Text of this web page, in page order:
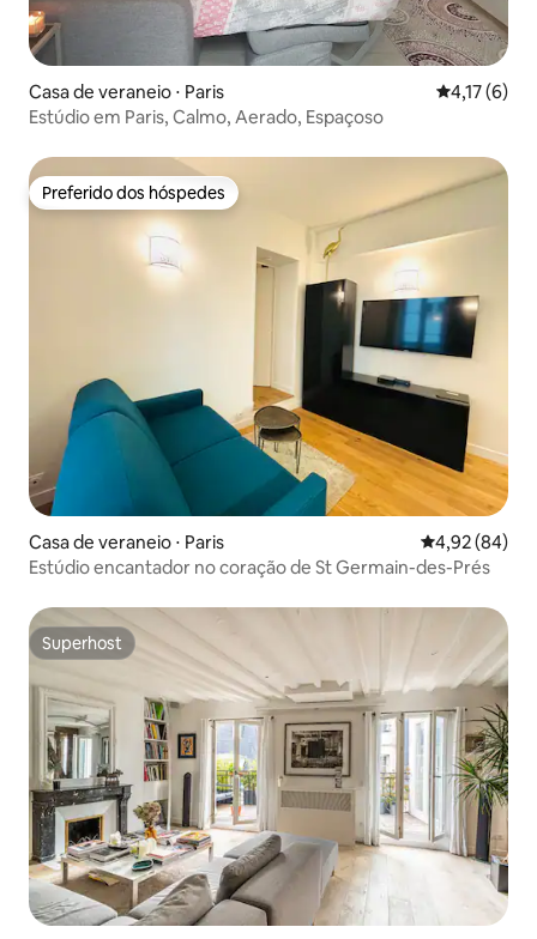
Casa de veraneio ⋅ Paris 4,17 de
4,17 (6)
Estúdio em Paris, Calmo, Aerado, Espaçoso
Preferido dos hóspedes
Preferido dos hóspedes
Casa de veraneio ⋅ Paris 4,92 de uma
4,92 (84)
Estúdio encantador no coração de St Germain-des-Prés
Superhost
Superhost